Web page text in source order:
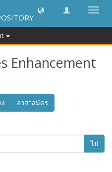
Enhancement
อาสาสมัคร
ไป